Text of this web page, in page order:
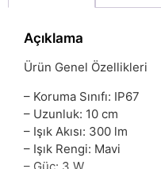
Açıklama
Ürün Genel Özellikleri
– Koruma Sınıfı: IP67
– Uzunluk: 10 cm
– Işık Akısı: 300 lm
– Işık Rengi: Mavi